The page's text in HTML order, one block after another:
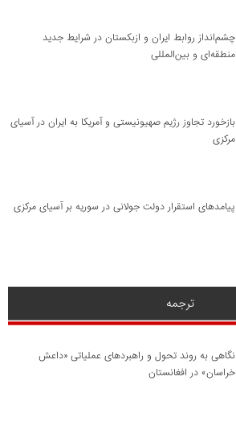
چشم‌انداز روابط ایران و ازبکستان در شرایط جدید
منطقه‌ای و بین‌المللی
​بازخورد تجاوز رژیم صهیونیستی و آمریکا به ایران در آسیای
مرکزی
پیامدهای استقرار دولت جولانی در سوریه بر آسیای مرکزی
ترجمه
نگاهی به روند تحول و راهبردهای عملیاتی «داعش
خراسان» در افغانستان